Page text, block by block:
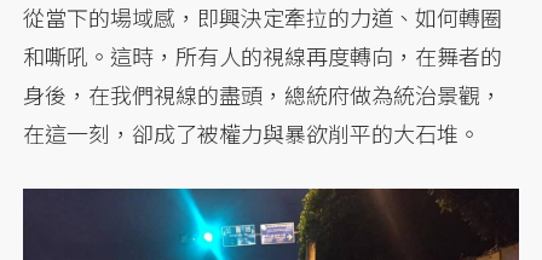
從當下的場域感，即興決定牽拉的力道、如何轉圈
和嘶吼。這時，所有人的視線再度轉向，在舞者的
身後，在我們視線的盡頭，總統府做為統治景觀，
在這一刻，卻成了被權力與暴欲削平的大石堆。